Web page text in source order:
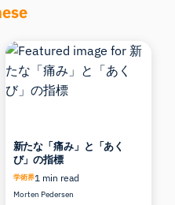
新たな「痛み」と「あく
び」の指標
学術界1 min read
Morten Pedersen